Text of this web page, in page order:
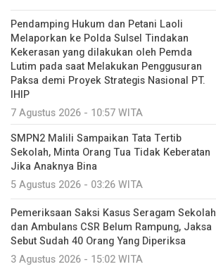
Pendamping Hukum dan Petani Laoli
Melaporkan ke Polda Sulsel Tindakan
Kekerasan yang dilakukan oleh Pemda
Lutim pada saat Melakukan Penggusuran
Paksa demi Proyek Strategis Nasional PT.
IHIP
7 Agustus 2026 - 10:57 WITA
SMPN2 Malili Sampaikan Tata Tertib
Sekolah, Minta Orang Tua Tidak Keberatan
Jika Anaknya Bina
5 Agustus 2026 - 03:26 WITA
Pemeriksaan Saksi Kasus Seragam Sekolah
dan Ambulans CSR Belum Rampung, Jaksa
Sebut Sudah 40 Orang Yang Diperiksa
3 Agustus 2026 - 15:02 WITA